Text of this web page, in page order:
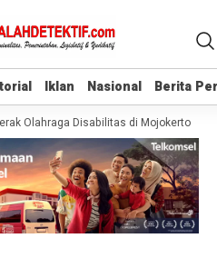
Iklan Nasional Berita
Iklan Nasional Berita
Olahraga Disabilitas di Mojokerto